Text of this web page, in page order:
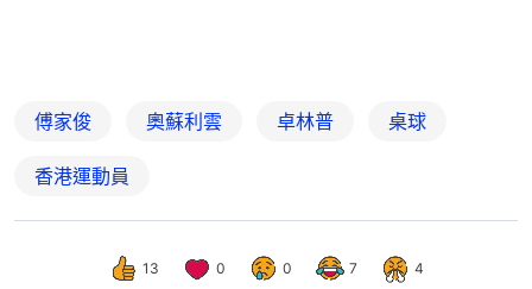
傅家俊 奧蘇利雲 卓林普 桌球
香港運動員
13 0 0 7 4